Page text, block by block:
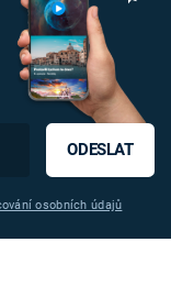
ODESLAT
osobních údajů